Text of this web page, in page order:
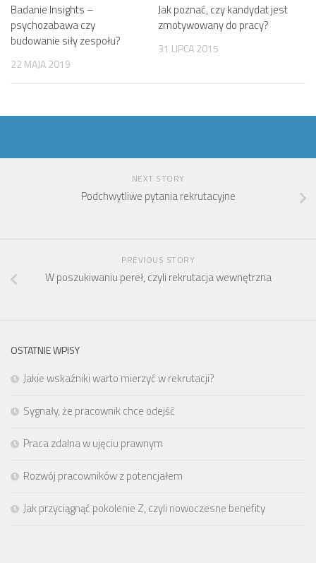
Badanie Insights –
psychozabawa czy
budowanie siły zespołu?
22 MAJA 2019
Jak poznać, czy kandydat jest
zmotywowany do pracy?
31 LIPCA 2015
NEXT STORY
Podchwytliwe pytania rekrutacyjne
PREVIOUS STORY
W poszukiwaniu pereł, czyli rekrutacja wewnętrzna
OSTATNIE WPISY
Jakie wskaźniki warto mierzyć w rekrutacji?
Sygnały, że pracownik chce odejść
Praca zdalna w ujęciu prawnym
Rozwój pracowników z potencjałem
Jak przyciągnąć pokolenie Z, czyli nowoczesne benefity